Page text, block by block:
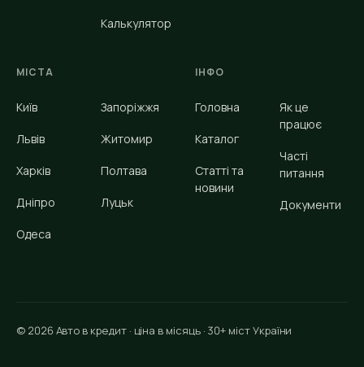
Калькулятор
МІСТА
Київ
Львів
Харків
Дніпро
Одеса
Запоріжжя
Житомир
Полтава
Луцьк
ІНФО
Головна
Каталог
Статті та
новини
Як це
працює
Часті
питання
Документи
© 2026 Авто в кредит · ціна в місяць · 30+ міст України